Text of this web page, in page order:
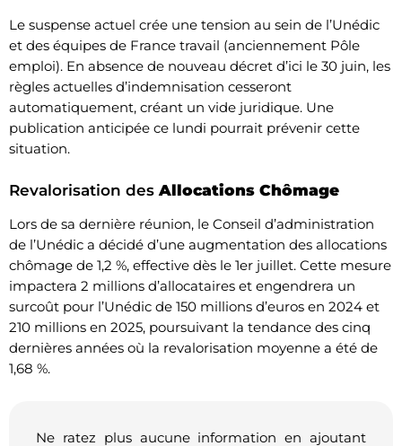
Le suspense actuel crée une tension au sein de l’Unédic
et des équipes de France travail (anciennement Pôle
emploi). En absence de nouveau décret d’ici le 30 juin, les
règles actuelles d’indemnisation cesseront
automatiquement, créant un vide juridique. Une
publication anticipée ce lundi pourrait prévenir cette
situation.
Revalorisation des Allocations Chômage
Lors de sa dernière réunion, le Conseil d’administration
de l’Unédic a décidé d’une augmentation des allocations
chômage de 1,2 %, effective dès le 1er juillet. Cette mesure
impactera 2 millions d’allocataires et engendrera un
surcoût pour l’Unédic de 150 millions d’euros en 2024 et
210 millions en 2025, poursuivant la tendance des cinq
dernières années où la revalorisation moyenne a été de
1,68 %.
Ne ratez plus aucune information en ajoutant